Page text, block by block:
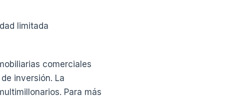
limitada
comerciales
inversión. La
Para más